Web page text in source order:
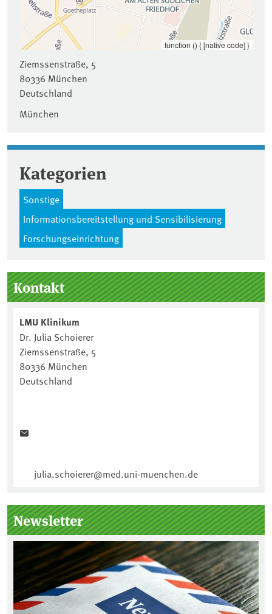
function () { [native code] }
Ziemssenstraße, 5
80336 München
Deutschland
München
Kategorien
Sonstige
Informationsbereitstellung und Sensibilisierung
Forschungseinrichtung
Seitenleiste
Kontakt
LMU Klinikum
Dr. Julia Schoierer
Ziemssenstraße, 5
80336 München
Deutschland
julia.schoierer@med.uni-muenchen.de
Newsletter